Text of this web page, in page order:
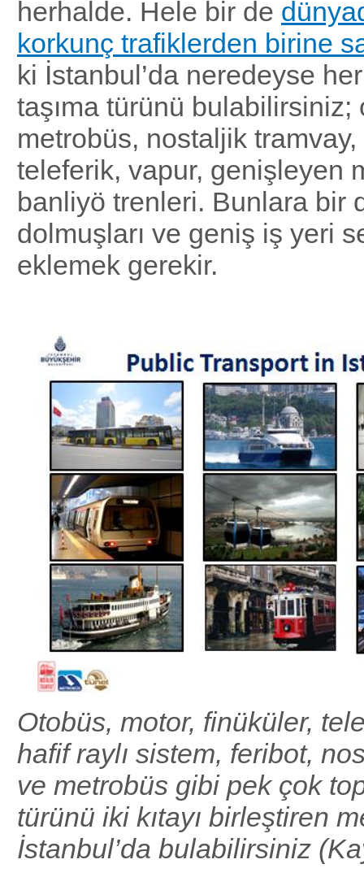
herhalde. Hele bir de
korkunç trafiklerden birine
ki İstanbul’da neredeyse
taşıma türünü bulabilirsiniz;
metrobüs, nostaljik
teleferik, vapur, genişleyen
banliyö trenleri. Bunlara bir
dolmuşları ve geniş iş yeri
eklemek gerekir.
Otobüs, motor, finüküler,
hafif raylı sistem, feribot,
ve metrobüs gibi pek çok
türünü iki kıtayı birleştiren
İstanbul’da bulabilirsiniz